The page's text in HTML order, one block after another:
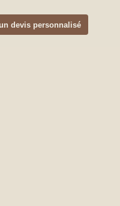
devis personnalisé